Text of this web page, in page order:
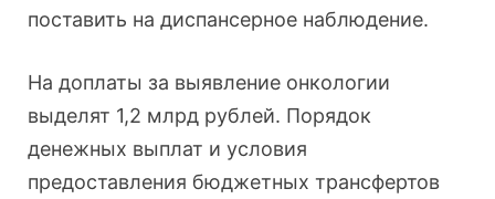
поставить на диспансерное наблюдение.
На доплаты за выявление онкологии
выделят 1,2 млрд рублей. Порядок
денежных выплат и условия
предоставления бюджетных трансфертов